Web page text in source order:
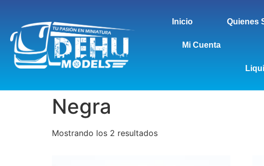
Inicio Quienes
Mi Cuenta
Negra
Mostrando los 2 resultados